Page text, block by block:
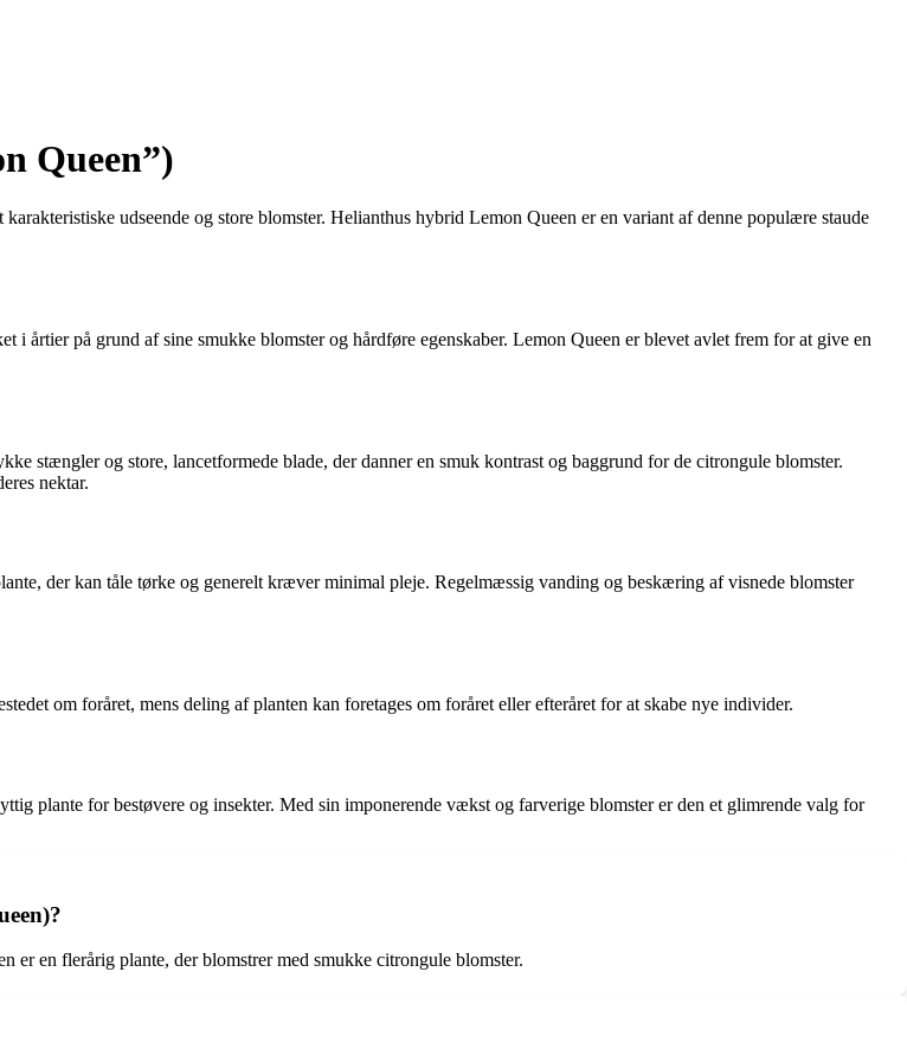
Queen”)
udseende og store blomster. Helianthus hybrid Lemon Queen er en variant af denne populære staude
årtier på grund af sine smukke blomster og hårdføre egenskaber. Lemon Queen er blevet avlet frem for at give en
stængler og store, lancetformede blade, der danner en smuk kontrast og baggrund for de citrongule blomster.
nektar.
der kan tåle tørke og generelt kræver minimal pleje. Regelmæssig vanding og beskæring af visnede blomster
om foråret, mens deling af planten kan foretages om foråret eller efteråret for at skabe nye individer.
plante for bestøvere og insekter. Med sin imponerende vækst og farverige blomster er den et glimrende valg for
en flerårig plante, der blomstrer med smukke citrongule blomster.